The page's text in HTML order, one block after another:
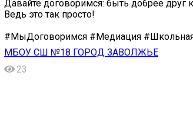
Давайте договоримся: быть добрее
Ведь это так просто!
#МыДоговоримся #Медиация
МБОУ СШ №18 ГОРОД ЗАВОЛЖЬЕ
23